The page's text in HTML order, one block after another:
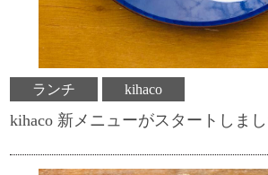
ランチ kihaco
kihaco 新メニューがスタートしまし